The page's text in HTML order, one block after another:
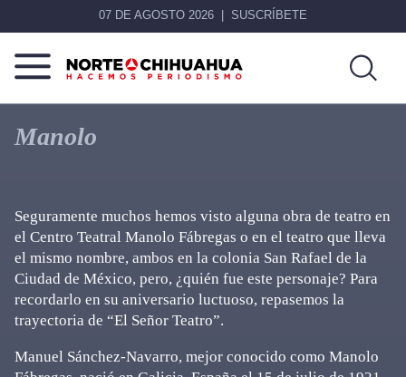
07 DE AGOSTO 2026 SUSCRÍBETE
Norte
De
Chihuahua
Más
que
noticias,
Manolo
Seguramente muchos hemos visto alguna obra de teatro en
el Centro Teatral Manolo Fábregas o en el teatro que lleva
el mismo nombre, ambos en la colonia San Rafael de la
Ciudad de México, pero, ¿quién fue este personaje? Para
recordarlo en su aniversario luctuoso, repasemos la
trayectoria de “El Señor Teatro”.
Manuel Sánchez-Navarro, mejor conocido como Manolo